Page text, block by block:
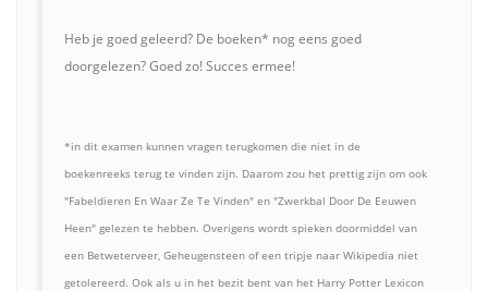
Heb je goed geleerd? De boeken* nog eens goed
doorgelezen? Goed zo! Succes ermee!
*in dit examen kunnen vragen terugkomen die niet in de
boekenreeks terug te vinden zijn. Daarom zou het prettig zijn om ook
"Fabeldieren En Waar Ze Te Vinden" en "Zwerkbal Door De Eeuwen
Heen" gelezen te hebben. Overigens wordt spieken doormiddel van
een Betweterveer, Geheugensteen of een tripje naar Wikipedia niet
getolereerd. Ook als u in het bezit bent van het Harry Potter Lexicon